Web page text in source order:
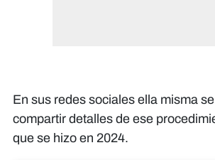
En sus redes sociales ella misma
compartir detalles de ese
que se hizo en 2024.